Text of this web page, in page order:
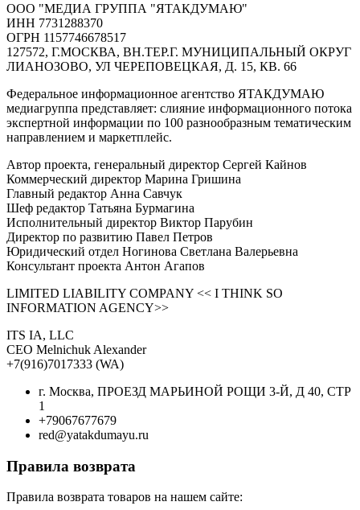
ООО "МЕДИА ГРУППА "ЯТАКДУМАЮ"
ИНН 7731288370
ОГРН 1157746678517
127572, Г.МОСКВА, ВН.ТЕР.Г. МУНИЦИПАЛЬНЫЙ ОКРУГ
ЛИАНОЗОВО, УЛ ЧЕРЕПОВЕЦКАЯ, Д. 15, КВ. 66
Федеральное информационное агентство ЯТАКДУМАЮ
медиагруппа представляет: слияние информационного потока
экспертной информации по 100 разнообразным тематическим
направлением и маркетплейс.
Автор проекта, генеральный директор Сергей Кайнов
Коммерческий директор Марина Гришина
Главный редактор Анна Савчук
Шеф редактор Татьяна Бурмагина
Исполнительный директор Виктор Парубин
Директор по развитию Павел Петров
Юридический отдел Ногинова Светлана Валерьевна
Консультант проекта Антон Агапов
LIMITED LIABILITY COMPANY << I THINK SO
INFORMATION AGENCY>>
ITS IA, LLC
CEO Melnichuk Alexander
+7(916)7017333 (WA)
г. Москва, ПРОЕЗД МАРЬИНОЙ РОЩИ 3-Й, Д 40, СТР
1
+79067677679
red@yatakdumayu.ru
Правила возврата
Правила возврата товаров на нашем сайте: